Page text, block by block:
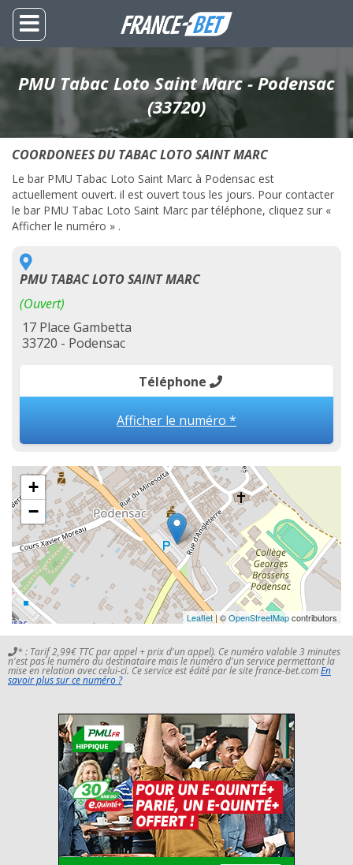
PMU Tabac Loto Saint Marc - Podensac
(33720)
COORDONEES DU TABAC LOTO SAINT MARC
Le bar PMU Tabac Loto Saint Marc à Podensac est
actuellement ouvert. il est ouvert tous les jours. Pour contacter
le bar PMU Tabac Loto Saint Marc par téléphone, cliquez sur «
Afficher le numéro » .
PMU TABAC LOTO SAINT MARC
(Ouvert)
17 Place Gambetta
33720 - Podensac
Téléphone
Afficher le numéro *
+
−
Leaflet| ©OpenStreetMapcontributors
* : Tarif 2,99€ TTC par appel + prix d'un appel). Ce numéro valable 3 minutes
n'est pas le numéro du destinataire mais le numéro d'un service permettant la
mise en relation avec celui-ci. Ce service est édité par le site france-bet.comEn
savoir plus sur ce numéro ?